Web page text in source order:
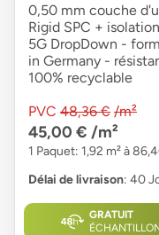
0,50 mm couche
Rigid SPC +
5G DropDown -
in Germany -
100% recyclable
PVC 48,36 € /m²
45,00 € /m²
1 Paquet: 1,92 m² à
Délai de livraison: 40
GRATUIT